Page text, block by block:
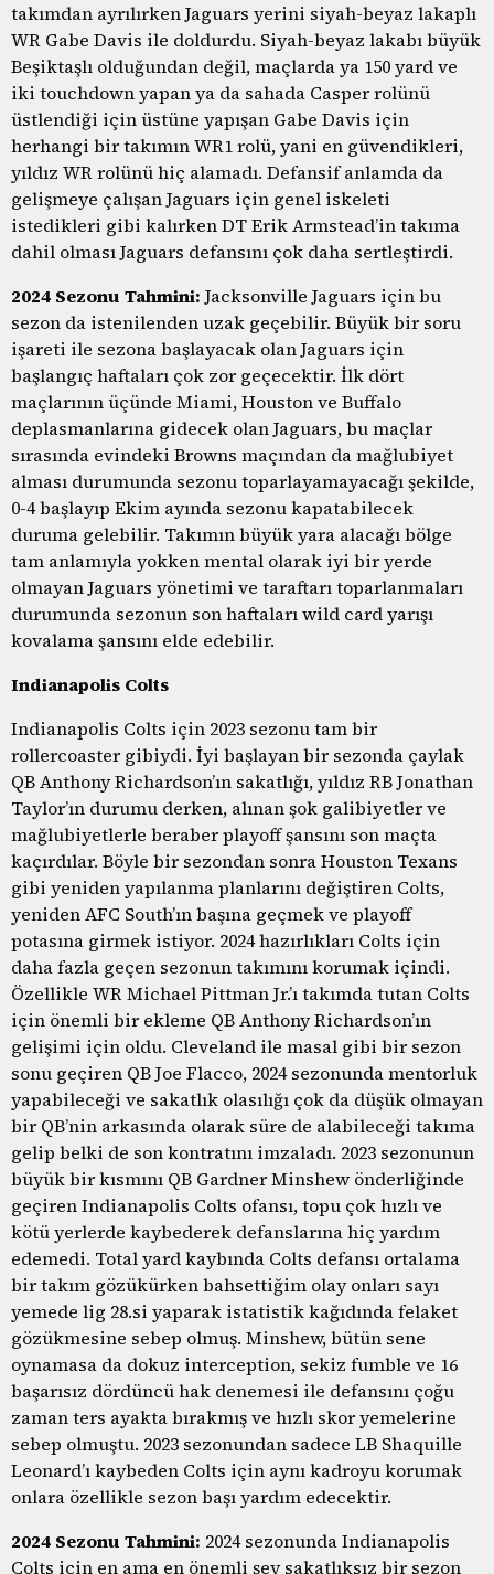
takımdan ayrılırken Jaguars yerini siyah-beyaz lakaplı
WR Gabe Davis ile doldurdu. Siyah-beyaz lakabı büyük
Beşiktaşlı olduğundan değil, maçlarda ya 150 yard ve
iki touchdown yapan ya da sahada Casper rolünü
üstlendiği için üstüne yapışan Gabe Davis için
herhangi bir takımın WR1 rolü, yani en güvendikleri,
yıldız WR rolünü hiç alamadı. Defansif anlamda da
gelişmeye çalışan Jaguars için genel iskeleti
istedikleri gibi kalırken DT Erik Armstead’in takıma
dahil olması Jaguars defansını çok daha sertleştirdi.
2024 Sezonu Tahmini: Jacksonville Jaguars için bu
sezon da istenilenden uzak geçebilir. Büyük bir soru
işareti ile sezona başlayacak olan Jaguars için
başlangıç haftaları çok zor geçecektir. İlk dört
maçlarının üçünde Miami, Houston ve Buffalo
deplasmanlarına gidecek olan Jaguars, bu maçlar
sırasında evindeki Browns maçından da mağlubiyet
alması durumunda sezonu toparlayamayacağı şekilde,
0-4 başlayıp Ekim ayında sezonu kapatabilecek
duruma gelebilir. Takımın büyük yara alacağı bölge
tam anlamıyla yokken mental olarak iyi bir yerde
olmayan Jaguars yönetimi ve taraftarı toparlanmaları
durumunda sezonun son haftaları wild card yarışı
kovalama şansını elde edebilir.
Indianapolis Colts
Indianapolis Colts için 2023 sezonu tam bir
rollercoaster gibiydi. İyi başlayan bir sezonda çaylak
QB Anthony Richardson’ın sakatlığı, yıldız RB Jonathan
Taylor’ın durumu derken, alınan şok galibiyetler ve
mağlubiyetlerle beraber playoff şansını son maçta
kaçırdılar. Böyle bir sezondan sonra Houston Texans
gibi yeniden yapılanma planlarını değiştiren Colts,
yeniden AFC South’ın başına geçmek ve playoff
potasına girmek istiyor. 2024 hazırlıkları Colts için
daha fazla geçen sezonun takımını korumak içindi.
Özellikle WR Michael Pittman Jr.’ı takımda tutan Colts
için önemli bir ekleme QB Anthony Richardson’ın
gelişimi için oldu. Cleveland ile masal gibi bir sezon
sonu geçiren QB Joe Flacco, 2024 sezonunda mentorluk
yapabileceği ve sakatlık olasılığı çok da düşük olmayan
bir QB’nin arkasında olarak süre de alabileceği takıma
gelip belki de son kontratını imzaladı. 2023 sezonunun
büyük bir kısmını QB Gardner Minshew önderliğinde
geçiren Indianapolis Colts ofansı, topu çok hızlı ve
kötü yerlerde kaybederek defanslarına hiç yardım
edemedi. Total yard kaybında Colts defansı ortalama
bir takım gözükürken bahsettiğim olay onları sayı
yemede lig 28.si yaparak istatistik kağıdında felaket
gözükmesine sebep olmuş. Minshew, bütün sene
oynamasa da dokuz interception, sekiz fumble ve 16
başarısız dördüncü hak denemesi ile defansını çoğu
zaman ters ayakta bırakmış ve hızlı skor yemelerine
sebep olmuştu. 2023 sezonundan sadece LB Shaquille
Leonard’ı kaybeden Colts için aynı kadroyu korumak
onlara özellikle sezon başı yardım edecektir.
2024 Sezonu Tahmini: 2024 sezonunda Indianapolis
Colts için en ama en önemli şey sakatlıksız bir sezon